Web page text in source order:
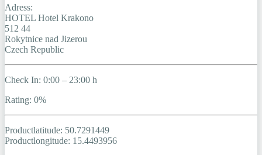
Adress:
HOTEL Hotel Krakono
512 44
Rokytnice nad Jizerou
Czech Republic
Check In: 0:00 – 23:00 h
Rating: 0%
Productlatitude: 50.7291449
Productlongitude: 15.4493956